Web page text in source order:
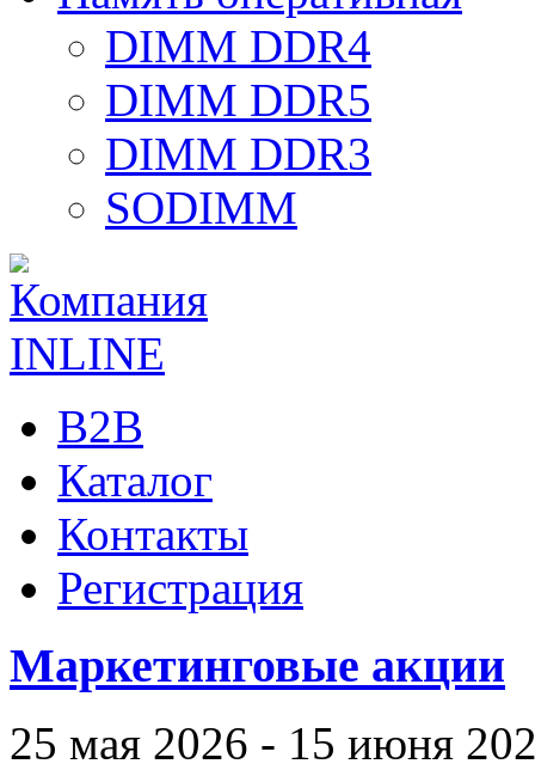
DIMM DDR4
DIMM DDR5
DIMM DDR3
SODIMM
B2B
Каталог
Контакты
Регистрация
Маркетинговые акции
25 мая 2026 - 15 июня